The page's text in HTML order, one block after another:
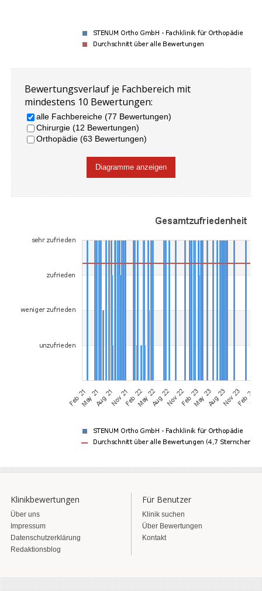
Bewertungsverlauf je Fachbereich mit
mindestens 10 Bewertungen:
alle Fachbereiche (77 Bewertungen)
Chirurgie (12 Bewertungen)
Orthopädie (63 Bewertungen)
Klinikbewertungen
Über uns
Impressum
Datenschutzerklärung
Redaktionsblog
Für Benutzer
Klinik suchen
Über Bewertungen
Kontakt